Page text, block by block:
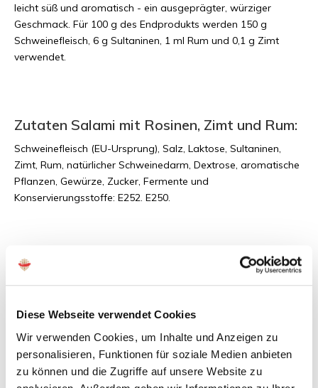
Diese Webseite verwendet Cookies
Wir verwenden Cookies, um Inhalte und Anzeigen zu
personalisieren, Funktionen für soziale Medien anbieten
zu können und die Zugriffe auf unsere Website zu
leicht süß und aromatisch - ein ausgeprägter, würziger
Geschmack. Für 100 g des Endprodukts werden 150 g
Schweinefleisch, 6 g Sultaninen, 1 ml Rum und 0,1 g Zimt
verwendet.
Zutaten Salami mit Rosinen, Zimt und Rum:
Schweinefleisch (EU-Ursprung), Salz, Laktose, Sultaninen,
Zimt, Rum, natürlicher Schweinedarm, Dextrose, aromatische
Pflanzen, Gewürze, Zucker, Fermente und
Konservierungsstoffe: E252. E250.
Energie:
Salz: